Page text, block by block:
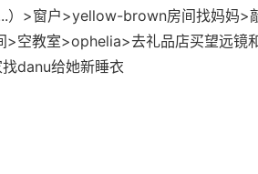
）>窗户>yellow-brown房间找妈妈>
空教室>ophelia>去礼品店买望远镜
danu给她新睡衣